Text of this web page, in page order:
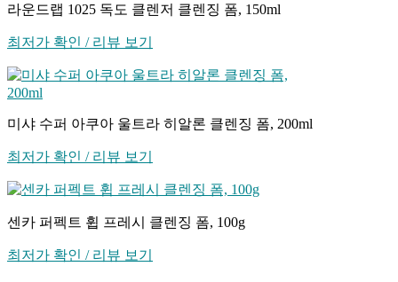
라운드랩 1025 독도 클렌저 클렌징 폼, 150ml
최저가 확인 / 리뷰 보기
미샤 수퍼 아쿠아 울트라 히알론 클렌징 폼, 200ml
최저가 확인 / 리뷰 보기
센카 퍼펙트 휩 프레시 클렌징 폼, 100g
최저가 확인 / 리뷰 보기